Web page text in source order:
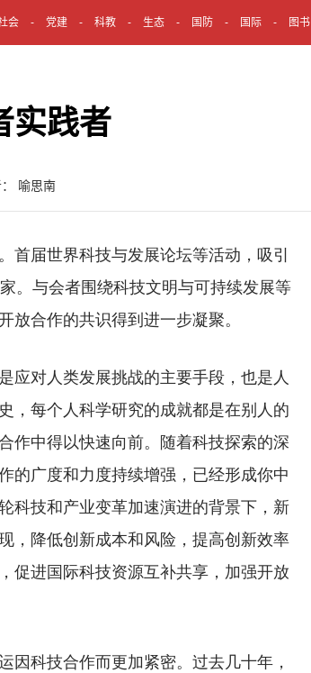
会 党建 科教 生态 国防 国际 图书
实践者
喻思南
届世界科技与发展论坛等活动，吸引
。与会者围绕科技文明与可持续发展等
合作的共识得到进一步凝聚。
对人类发展挑战的主要手段，也是人
，每个人科学研究的成就都是在别人的
作中得以快速向前。随着科技探索的深
的广度和力度持续增强，已经形成你中
科技和产业变革加速演进的背景下，新
，降低创新成本和风险，提高创新效率
促进国际科技资源互补共享，加强开放
科技合作而更加紧密。过去几十年，